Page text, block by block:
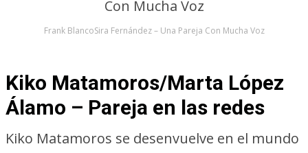
Frank BlancoSira Fernández – Una Pareja Con Mucha Voz
Kiko Matamoros/Marta López
Álamo – Pareja en las redes
Kiko Matamoros se desenvuelve en el mundo